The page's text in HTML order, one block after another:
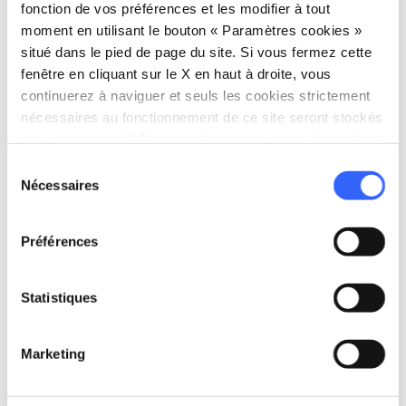
fonction de vos préférences et les modifier à tout
moment en utilisant le bouton « Paramètres cookies »
situé dans le pied de page du site. Si vous fermez cette
fenêtre en cliquant sur le X en haut à droite, vous
continuerez à naviguer et seuls les cookies strictement
nécessaires au fonctionnement de ce site seront stockés
Nécessaires
Préférences
Statistiques
Marketing
home Où
Piazza Garfonda, 2, 53035 Monteriggioni
SI, Italia
language Site web